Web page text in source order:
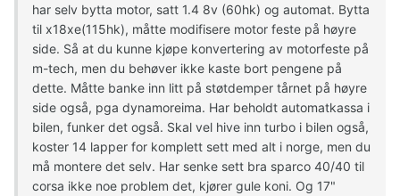
har selv bytta motor, satt 1.4 8v (60hk) og automat. Bytta
til x18xe(115hk), måtte modifisere motor feste på høyre
side. Så at du kunne kjøpe konvertering av motorfeste på
m-tech, men du behøver ikke kaste bort pengene på
dette. Måtte banke inn litt på støtdemper tårnet på høyre
side også, pga dynamoreima. Har beholdt automatkassa i
bilen, funker det også. Skal vel hive inn turbo i bilen også,
koster 14 lapper for komplett sett med alt i norge, men du
må montere det selv. Har senke sett bra sparco 40/40 til
corsa ikke noe problem det, kjører gule koni. Og 17"